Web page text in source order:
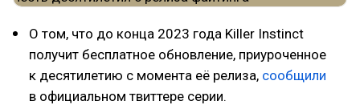
О том, что до конца 2023 года Killer Instinct
получит бесплатное обновление, приуроченное
к десятилетию с момента её релиза, сообщили
в официальном твиттере серии.